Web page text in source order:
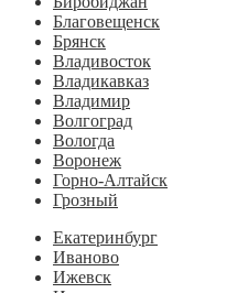
Благовещенск
Брянск
Владивосток
Владикавказ
Владимир
Волгоград
Вологда
Воронеж
Горно-Алтайск
Грозный
Екатеринбург
Иваново
Ижевск